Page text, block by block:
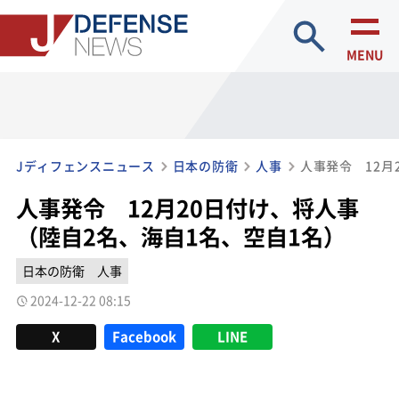
site search
MENU
Jディフェンスニュース 日本の防衛 人事
人事発令 12月20日付け、将人事
（陸自2名、海自1名、空自1名）
日本の防衛
人事
2024-12-22 08:15
X Facebook LINE